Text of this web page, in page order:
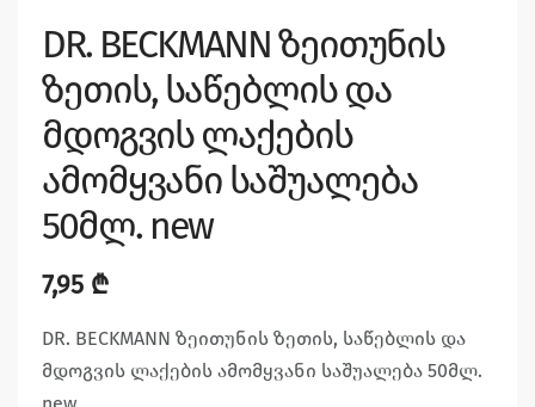
DR. BECKMANN ზეითუნის
ზეთის, საწებლის და
მდოგვის ლაქების
ამომყვანი საშუალება
50მლ. new
7,95 ₾
DR. BECKMANN ზეითუნის ზეთის, საწებლის და
მდოგვის ლაქების ამომყვანი საშუალება 50მლ.